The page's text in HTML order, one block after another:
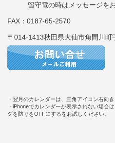
留守電の時はメッセージをお
FAX：0187-65-2570
〒014-1413秋田県大仙市角間川
・翌月のカレンダーは、三角アイコン右向き
・iPhoneでカレンダーが表示されない場
グを防ぐをOFFにするをお試しください。